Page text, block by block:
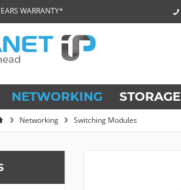
WARRANTY*
NETWORKING STORAGE
Networking Switching Modules